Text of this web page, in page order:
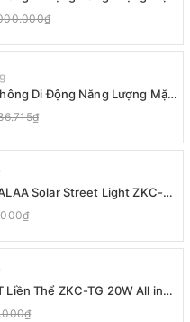
D
Di Động Năng Lượng Mặt
Solar Street Light ZKC-
In One
Liền Thể ZKC-TG 20W All in
Light